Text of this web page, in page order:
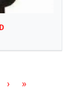
›Next
»Last